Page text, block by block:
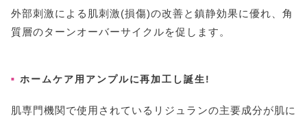
外部刺激による肌刺激(損傷)の改善と鎮静効果に優れ、角
質層のターンオーバーサイクルを促します。
ホームケア用アンプルに再加工し誕生!
肌専門機関で使用されているリジュランの主要成分が肌に